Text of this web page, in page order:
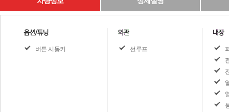
버튼 시동키 선루프